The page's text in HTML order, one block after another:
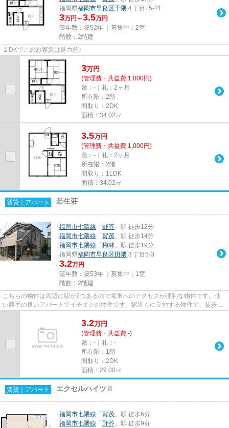
福岡県福岡市早良区干隈 ４丁目15-21
3万円～3.5万円
築年数：築52年 ｜募集中： 2室
階数：2階建
２DKでこのお家賃は魅力的♪
3万円
(管理費・共益費 1,000円)
敷：-｜礼：2ヶ月
所在階：2階
間取り：2DK
面積：34.02㎡
3.5万円
(管理費・共益費 1,000円)
敷：-｜礼：2ヶ月
所在階：2階
間取り：1LDK
面積：34.02㎡
賃貸｜アパート 若生荘
福岡市七隈線 「 野芥 」駅 徒歩12分
福岡市七隈線 「 賀茂 」駅 徒歩14分
福岡市七隈線 「 梅林 」駅 徒歩19分
福岡県福岡市早良区 田隈 ３丁目5-3
3.2万円
築年数：築53年 ｜募集中： 1室
階数：2階建
こちらの物件は周辺に駅が2つあるので電車へのアクセスが便利な物件です。使
い勝手の良いアパートでイチオシの物件です。駅近くに立地する物件で、徒歩12
3.2万円
(管理費・共益費 -)
敷：-｜礼：-
所在階：1階
間取り：2DK
面積：29.00㎡
賃貸｜アパート エクセルハイツⅡ
福岡市七隈線 「 賀茂 」駅 徒歩6分
福岡市七隈線 「 野芥 」駅 徒歩9分